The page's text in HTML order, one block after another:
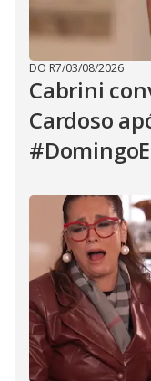
DO R7/03/08/2026
Cabrini
Cardoso